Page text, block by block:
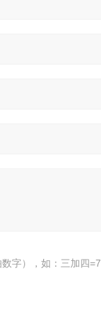
字），如：三加四=7